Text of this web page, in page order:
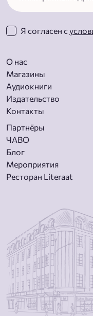
Я согласен с
О нас
Магазины
Aудиокниги
Издательство
Контакты
Партнёры
ЧАВО
Блог
Мероприятия
Ресторан Literaat